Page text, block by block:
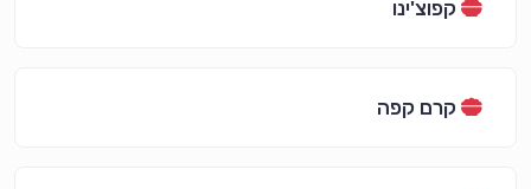
קפוצ'ינו
קרם קפה